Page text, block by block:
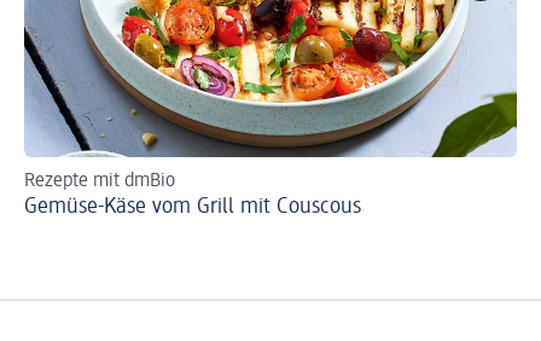
Rezepte mit dmBio
Gemüse-Käse vom Grill mit Couscous